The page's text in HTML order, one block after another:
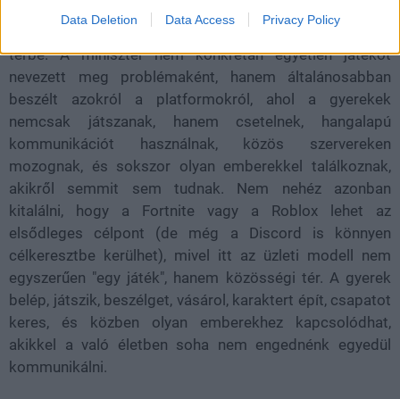
Data Deletion Data Access Privacy Policy
platform rendszere, a matchmaking vagy a játék
közösségi funkciói miatt idegen felnőttekkel kerül egy
térbe. A miniszter nem konkrétan egyetlen játékot
nevezett meg problémaként, hanem általánosabban
beszélt azokról a platformokról, ahol a gyerekek
nemcsak játszanak, hanem csetelnek, hangalapú
kommunikációt használnak, közös szervereken
mozognak, és sokszor olyan emberekkel találkoznak,
akikről semmit sem tudnak. Nem nehéz azonban
kitalálni, hogy a Fortnite vagy a Roblox lehet az
elsődleges célpont (de még a Discord is könnyen
célkeresztbe kerülhet), mivel itt az üzleti modell nem
egyszerűen "egy játék", hanem közösségi tér. A gyerek
belép, játszik, beszélget, vásárol, karaktert épít, csapatot
keres, és közben olyan emberekhez kapcsolódhat,
akikkel a való életben soha nem engednénk egyedül
kommunikálni.